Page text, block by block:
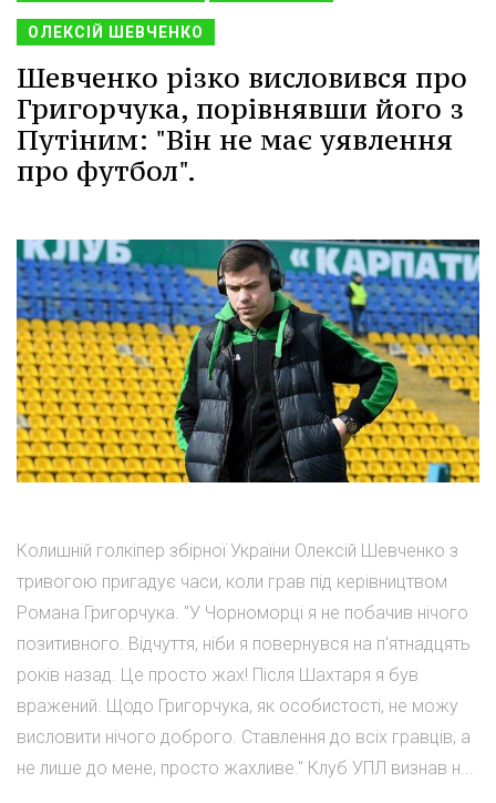
ОЛЕКСІЙ ШЕВЧЕНКО
Шевченко різко висловився про
Григорчука, порівнявши його з
Путіним: "Він не має уявлення
про футбол".
Колишній голкіпер збірної України Олексій Шевченко з
тривогою пригадує часи, коли грав під керівництвом
Романа Григорчука. "У Чорноморці я не побачив нічого
позитивного. Відчуття, ніби я повернувся на п'ятнадцять
років назад. Це просто жах! Після Шахтаря я був
вражений. Щодо Григорчука, як особистості, не можу
висловити нічого доброго. Ставлення до всіх гравців, а
не лише до мене, просто жахливе." Клуб УПЛ визнав н...